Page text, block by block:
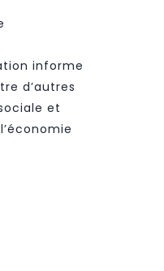
informe
d’autres
et